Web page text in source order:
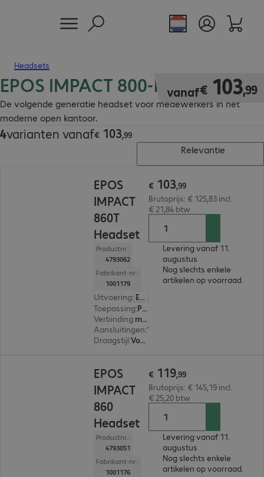
Headsets
EPOS IMPACT 800-headsets
De volgende generatie headset voor medewerkers in het
moderne open kantoor.
vanaf€ 103,99
€ 103,99
4varianten vanaf€ 103,99
€ 103,99
Relevantie
EPOS
IMPACT
860T
Headset
Productnr.:
4793062
Fabrikant-nr.:
1001179
Uitvoering: Europa
Toepassing: PC, Notebook
Verbinding:
met kabel
Aansluitingen:
Draagstijl: Voor beide oren
€ 103,99
Brutoprijs: € 125,83 incl.
€ 21,84 btw
Levering vanaf 11.
augustus
Nog slechts enkele
artikelen op voorraad.
EPOS
IMPACT
860
Headset
Productnr.:
4793051
Fabrikant-nr.:
1001176
€ 119,99
Brutoprijs: € 145,19 incl.
€ 25,20 btw
Levering vanaf 11.
augustus
Nog slechts enkele
artikelen op voorraad.